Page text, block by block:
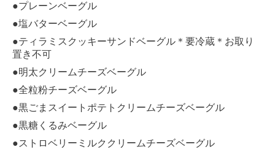
●プレーンベーグル
●塩バターベーグル
●ティラミスクッキーサンドベーグル＊要冷蔵＊お取り
置き不可
●明太クリームチーズベーグル
●全粒粉チーズベーグル
●黒ごまスイートポテトクリームチーズベーグル
●黒糖くるみベーグル
●ストロベリーミルククリームチーズベーグル